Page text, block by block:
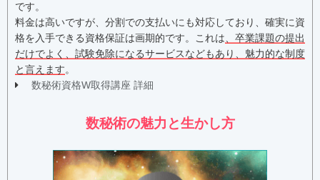
です。
料金は高いですが、分割での支払いにも対応しており、確実に資
格を入手できる資格保証は画期的です。これは 、卒業課題の提出
だけでよく、試験免除になるサービスなどもあり、魅力的な制度
と言えます。
数秘術資格W取得講座 詳細
数秘術の魅力と生かし方